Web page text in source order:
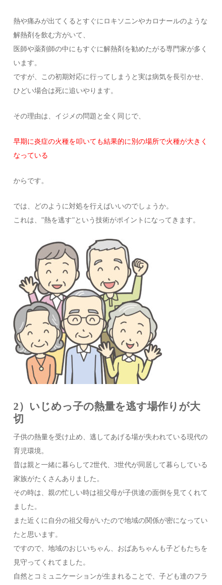
熱や痛みが出てくるとすぐにロキソニンやカロナールのような
解熱剤を飲む方がいて、
医師や薬剤師の中にもすぐに解熱剤を勧めたがる専門家が多く
います。
ですが、この初期対応に行ってしまうと実は病気を長引かせ、
ひどい場合は死に追いやります。
その理由は、イジメの問題と全く同じで、
早期に炎症の火種を叩いても結果的に別の場所で火種が大きく
なっている
からです。
では、どのように対処を行えばいいのでしょうか。
これは、”熱を逃す”という技術がポイントになってきます。
2）いじめっ子の熱量を逃す場作りが大
切
子供の熱量を受け止め、逃してあげる場が失われている現代の
育児環境。
昔は親と一緒に暮らして2世代、3世代が同居して暮らしている
家族がたくさんありました。
その時は、親の忙しい時は祖父母が子供達の面倒を見てくれて
ました。
また近くに自分の祖父母がいたので地域の関係が密になってい
たと思います。
ですので、地域のおじいちゃん、おばあちゃんも子どもたちを
見守ってくれてました。
自然とコミュニケーションが生まれることで、子ども達のフラ